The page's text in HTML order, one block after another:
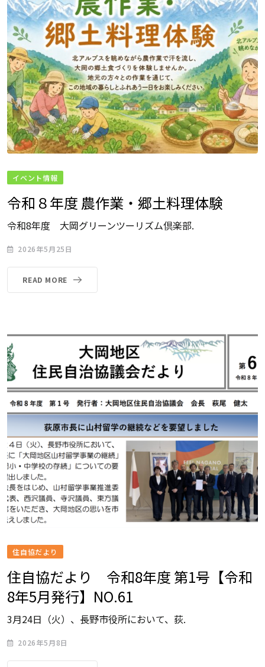
イベント情報
令和８年度 農作業・郷土料理体験
令和8年度 大岡グリーンツーリズム倶楽部.
2026年5月25日
READ MORE
住自協だより
住自協だより 令和8年度 第1号【令和
8年5月発行】NO.61
3月24日（火）、長野市役所において、荻.
2026年5月8日